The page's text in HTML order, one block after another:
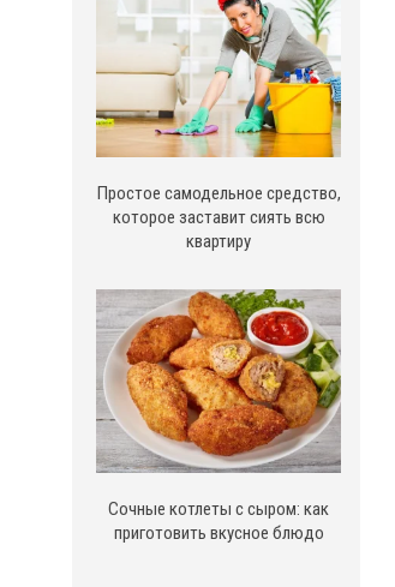
Простое самодельное средство,
которое заставит сиять всю
квартиру
Сочные котлеты с сыром: как
приготовить вкусное блюдо